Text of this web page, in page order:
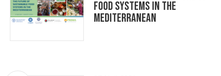
food systems in the
Mediterranean